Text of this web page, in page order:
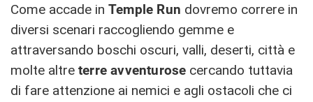
Come accade in Temple Run dovremo correre in
diversi scenari raccogliendo gemme e
attraversando boschi oscuri, valli, deserti, città e
molte altre terre avventurose cercando tuttavia
di fare attenzione ai nemici e agli ostacoli che ci